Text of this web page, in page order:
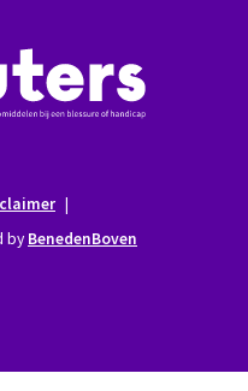
|
by BenedenBoven